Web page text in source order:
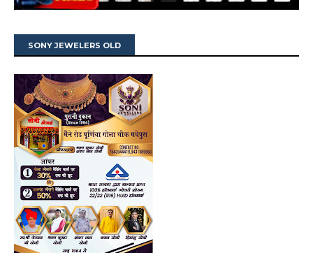
SONY JEWELERS OLD